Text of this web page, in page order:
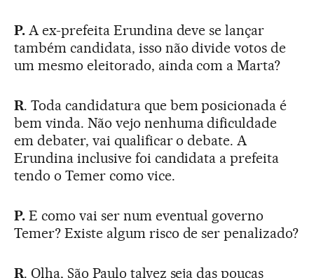
P.A ex-prefeita Erundina deve se lançar
também candidata, isso não divide votos de
um mesmo eleitorado, ainda com a Marta?
R. Toda candidatura que bem posicionada é
bem vinda. Não vejo nenhuma dificuldade
em debater, vai qualificar o debate. A
Erundina inclusive foi candidata a prefeita
tendo o Temer como vice.
P.E como vai ser num eventual governo
Temer? Existe algum risco de ser penalizado?
R. Olha, São Paulo talvez seja das poucas